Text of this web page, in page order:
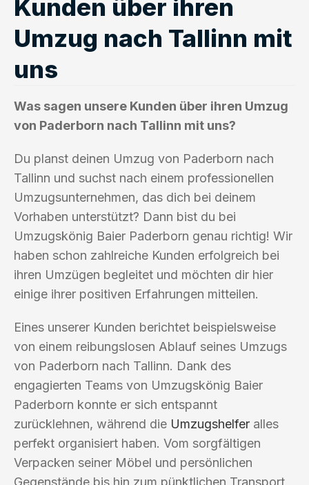
Kunden über ihren
Umzug nach Tallinn mit
uns
Was sagen unsere Kunden über ihren Umzug
von Paderborn nach Tallinn mit uns?
Du planst deinen Umzug von Paderborn nach
Tallinn und suchst nach einem professionellen
Umzugsunternehmen, das dich bei deinem
Vorhaben unterstützt? Dann bist du bei
Umzugskönig Baier Paderborn genau richtig! Wir
haben schon zahlreiche Kunden erfolgreich bei
ihren Umzügen begleitet und möchten dir hier
einige ihrer positiven Erfahrungen mitteilen.
Eines unserer Kunden berichtet beispielsweise
von einem reibungslosen Ablauf seines Umzugs
von Paderborn nach Tallinn. Dank des
engagierten Teams von Umzugskönig Baier
Paderborn konnte er sich entspannt
zurücklehnen, während die Umzugshelfer alles
perfekt organisiert haben. Vom sorgfältigen
Verpacken seiner Möbel und persönlichen
Gegenstände bis hin zum pünktlichen Transport